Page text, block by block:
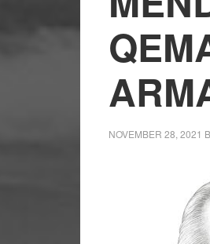
NOVEMBER 28, 2021